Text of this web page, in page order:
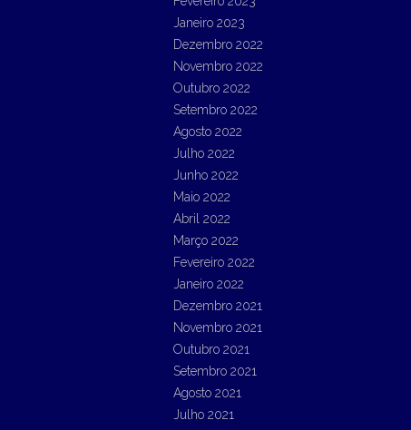
Janeiro 2023
Dezembro 2022
Novembro 2022
Outubro 2022
Setembro 2022
Agosto 2022
Julho 2022
Junho 2022
Maio 2022
Abril 2022
Março 2022
Fevereiro 2022
Janeiro 2022
Dezembro 2021
Novembro 2021
Outubro 2021
Setembro 2021
Agosto 2021
Julho 2021